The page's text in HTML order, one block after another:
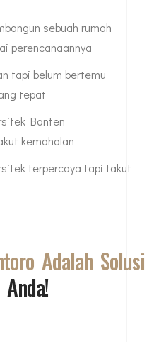
sebuah rumah
perencanaannya
tapi belum bertemu
tepat
Banten
kemahalan
terpercaya tapi takut
Adalah Solusi